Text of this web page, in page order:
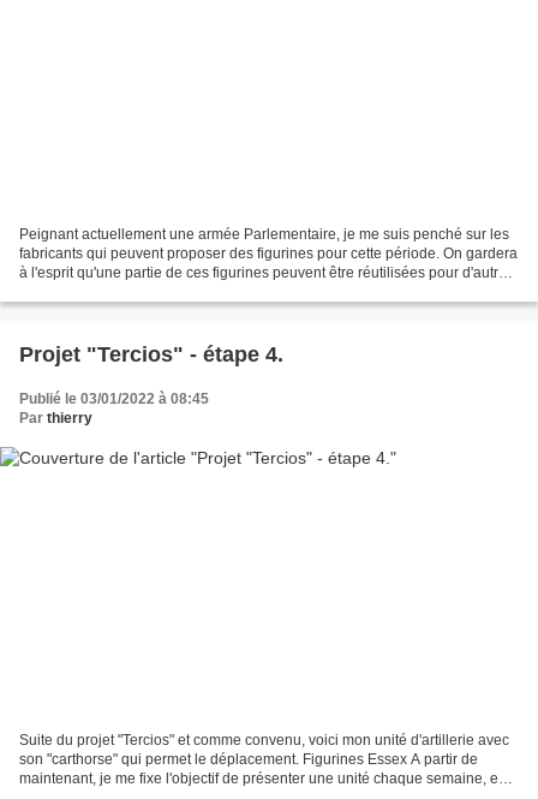
Peignant actuellement une armée Parlementaire, je me suis penché sur les
fabricants qui peuvent proposer des figurines pour cette période. On gardera
à l'esprit qu'une partie de ces figurines peuvent être réutilisées pour d'autres
Projet "Tercios" - étape 4.
Publié le 03/01/2022 à 08:45
Par thierry
Suite du projet "Tercios" et comme convenu, voici mon unité d'artillerie avec
son "carthorse" qui permet le déplacement. Figurines Essex A partir de
maintenant, je me fixe l'objectif de présenter une unité chaque semaine, en